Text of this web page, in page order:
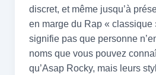
discret, et même jusqu’à
en marge du Rap « classique
signifie pas que personne
noms que vous pouvez
qu’Asap Rocky, mais leurs